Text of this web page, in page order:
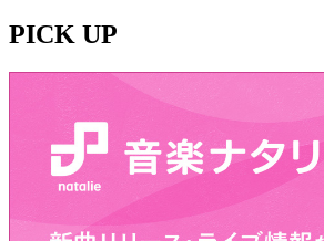
PICK UP